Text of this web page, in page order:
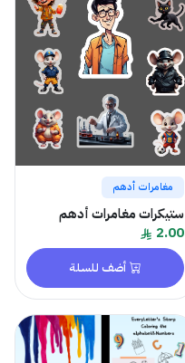
مغامرات أدهم
ستيكرات مغامرات أدهم
2.00
أضف للسلة